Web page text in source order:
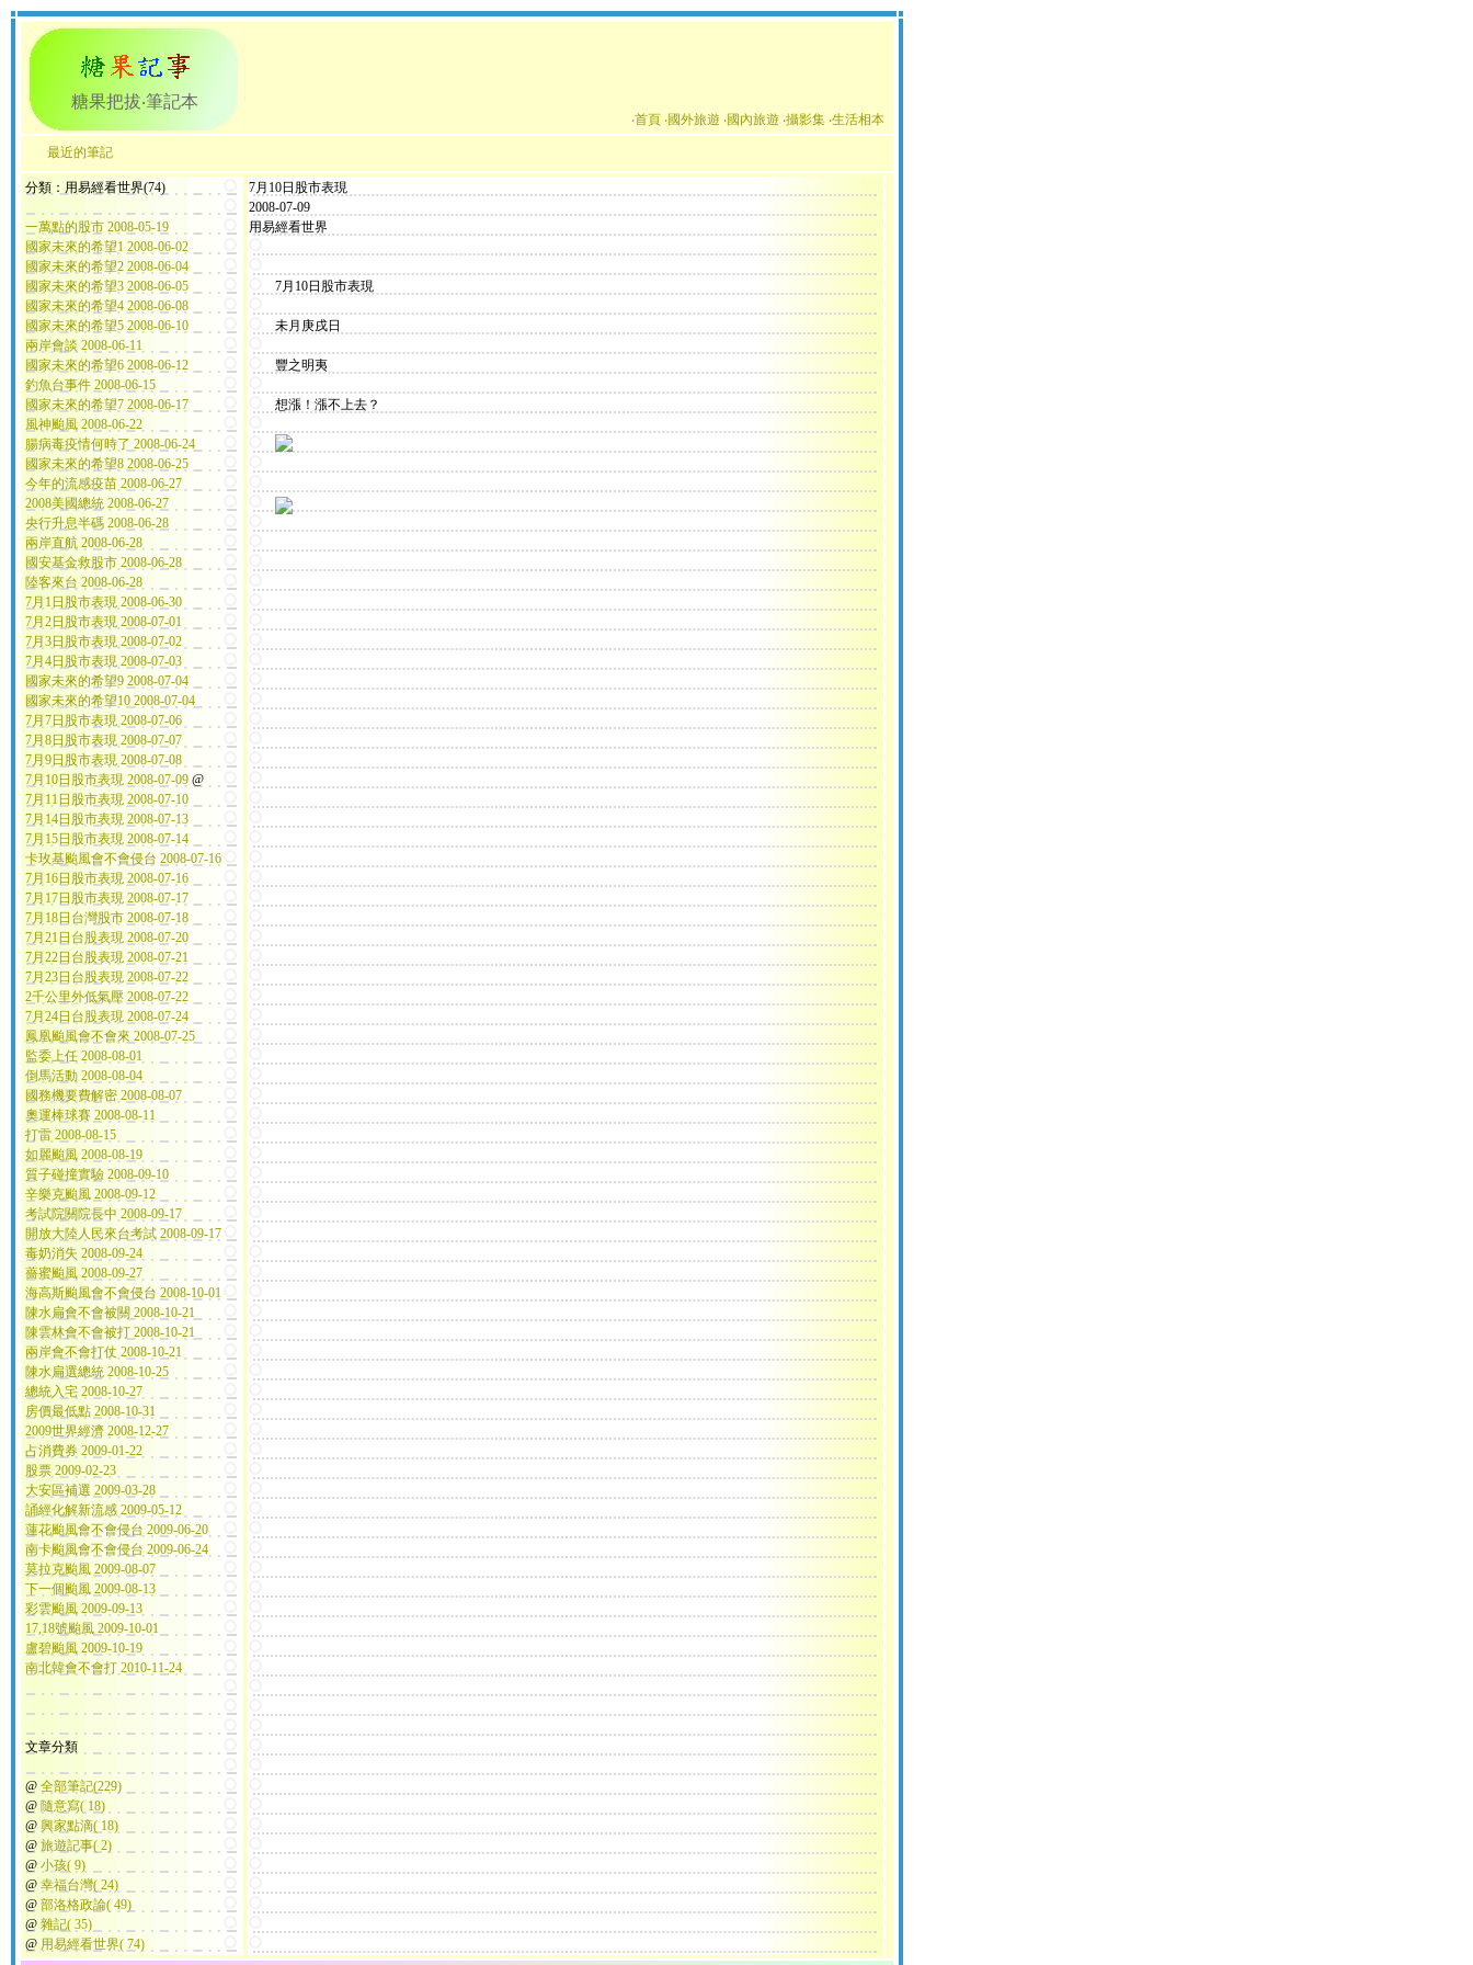
糖果把拔‧筆記本
‧首頁 ‧國外旅遊 ‧國內旅遊 ‧攝影集 ‧生活相本
最近的筆記
分類：用易經看世界(74)
一萬點的股市 2008-05-19
國家未來的希望1 2008-06-02
國家未來的希望2 2008-06-04
國家未來的希望3 2008-06-05
國家未來的希望4 2008-06-08
國家未來的希望5 2008-06-10
兩岸會談 2008-06-11
國家未來的希望6 2008-06-12
釣魚台事件 2008-06-15
國家未來的希望7 2008-06-17
風神颱風 2008-06-22
腸病毒疫情何時了 2008-06-24
國家未來的希望8 2008-06-25
今年的流感疫苗 2008-06-27
2008美國總統 2008-06-27
央行升息半碼 2008-06-28
兩岸直航 2008-06-28
國安基金救股市 2008-06-28
陸客來台 2008-06-28
7月1日股市表現 2008-06-30
7月2日股市表現 2008-07-01
7月3日股市表現 2008-07-02
7月4日股市表現 2008-07-03
國家未來的希望9 2008-07-04
國家未來的希望10 2008-07-04
7月7日股市表現 2008-07-06
7月8日股市表現 2008-07-07
7月9日股市表現 2008-07-08
7月10日股市表現 2008-07-09 @
7月11日股市表現 2008-07-10
7月14日股市表現 2008-07-13
7月15日股市表現 2008-07-14
卡玫基颱風會不會侵台 2008-07-16
7月16日股市表現 2008-07-16
7月17日股市表現 2008-07-17
7月18日台灣股市 2008-07-18
7月21日台股表現 2008-07-20
7月22日台股表現 2008-07-21
7月23日台股表現 2008-07-22
2千公里外低氣壓 2008-07-22
7月24日台股表現 2008-07-24
鳳凰颱風會不會來 2008-07-25
監委上任 2008-08-01
倒馬活動 2008-08-04
國務機要費解密 2008-08-07
奧運棒球賽 2008-08-11
打雷 2008-08-15
如麗颱風 2008-08-19
質子碰撞實驗 2008-09-10
辛樂克颱風 2008-09-12
考試院關院長中 2008-09-17
開放大陸人民來台考試 2008-09-17
毒奶消失 2008-09-24
薔蜜颱風 2008-09-27
海高斯颱風會不會侵台 2008-10-01
陳水扁會不會被關 2008-10-21
陳雲林會不會被打 2008-10-21
兩岸會不會打仗 2008-10-21
陳水扁選總統 2008-10-25
總統入宅 2008-10-27
房價最低點 2008-10-31
2009世界經濟 2008-12-27
占消費券 2009-01-22
股票 2009-02-23
大安區補選 2009-03-28
誦經化解新流感 2009-05-12
蓮花颱風會不會侵台 2009-06-20
南卡颱風會不會侵台 2009-06-24
莫拉克颱風 2009-08-07
下一個颱風 2009-08-13
彩雲颱風 2009-09-13
17,18號颱風 2009-10-01
盧碧颱風 2009-10-19
南北韓會不會打 2010-11-24
文章分類
@ 全部筆記(229)
@ 隨意寫( 18)
@ 興家點滴( 18)
@ 旅遊記事( 2)
@ 小孩( 9)
@ 幸福台灣( 24)
@ 部洛格政論( 49)
@ 雜記( 35)
@ 用易經看世界( 74)
7月10日股市表現
2008-07-09
用易經看世界
7月10日股市表現
未月庚戌日
豐之明夷
想漲！漲不上去？